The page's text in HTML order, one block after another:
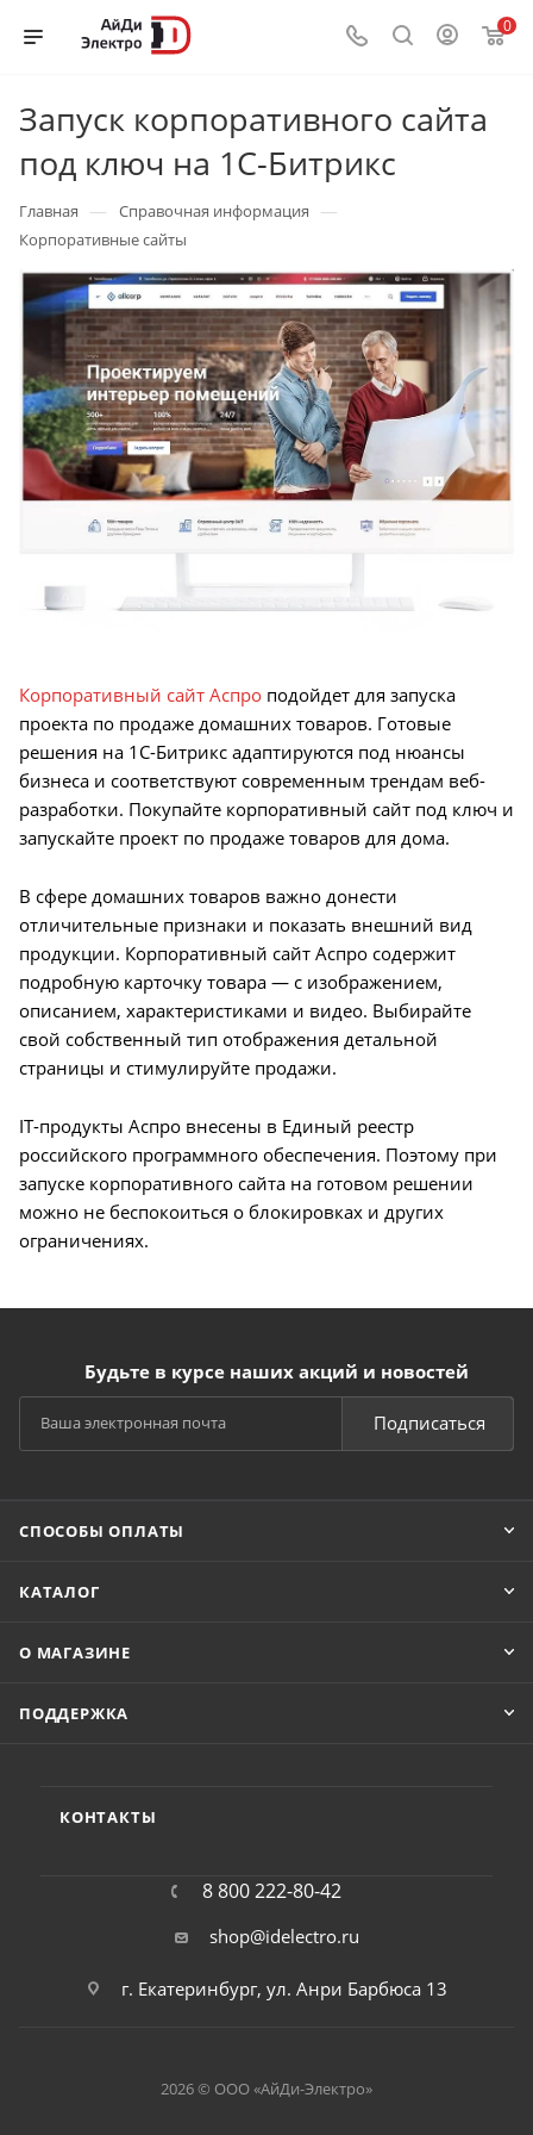
0
Запуск корпоративного сайта
под ключ на 1С-Битрикс
Главная — Справочная информация —
Корпоративные сайты
Корпоративный сайт Аспро подойдет для запуска
проекта по продаже домашних товаров. Готовые
решения на 1С-Битрикс адаптируются под нюансы
бизнеса и соответствуют современным трендам веб-
разработки. Покупайте корпоративный сайт под ключ и
запускайте проект по продаже товаров для дома.
В сфере домашних товаров важно донести
отличительные признаки и показать внешний вид
продукции. Корпоративный сайт Аспро содержит
подробную карточку товара — с изображением,
описанием, характеристиками и видео. Выбирайте
свой собственный тип отображения детальной
страницы и стимулируйте продажи.
IT-продукты Аспро внесены в Единый реестр
российского программного обеспечения. Поэтому при
запуске корпоративного сайта на готовом решении
можно не беспокоиться о блокировках и других
ограничениях.
Будьте в курсе наших акций и новостей
Подписаться
СПОСОБЫ ОПЛАТЫ
КАТАЛОГ
О МАГАЗИНЕ
ПОДДЕРЖКА
КОНТАКТЫ
8 800 222-80-42
shop@idelectro.ru
г. Екатеринбург, ул. Анри Барбюса 13
2026 © ООО «АйДи-Электро»